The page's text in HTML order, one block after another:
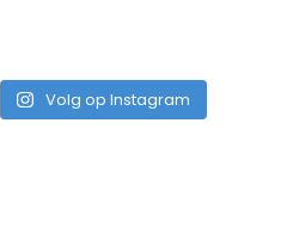
Volg op Instagram